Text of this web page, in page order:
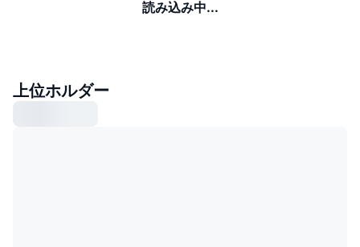
読み込み中...
上位ホルダー